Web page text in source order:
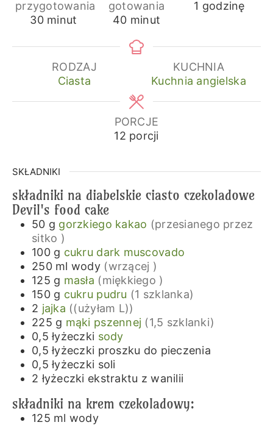
przygotowania
30minuty
minut
gotowania
40minuty
minut
1 godzina
godzinę
RODZAJ
Ciasta
KUCHNIA
Kuchnia angielska
PORCJE
12 porcji
SKŁADNIKI
składniki na diabelskie ciasto czekoladowe
Devil's food cake
50 g gorzkiego kakao (przesianego przez
sitko )
100 g cukru dark muscovado
250 ml wody (wrzącej )
125 g masła (miękkiego )
150 g cukru pudru (1 szklanka)
2 jajka ((użyłam L))
225 g mąki pszennej (1,5 szklanki)
0,5 łyżeczki sody
0,5 łyżeczki proszku do pieczenia
0,5 łyżeczki soli
2 łyżeczki ekstraktu z wanilii
składniki na krem czekoladowy:
125 ml wody